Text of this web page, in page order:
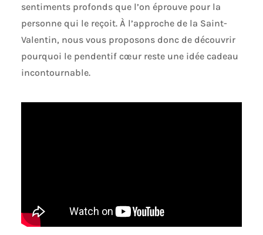
sentiments profonds que l’on éprouve pour la
personne qui le reçoit. À l’approche de la Saint-
Valentin, nous vous proposons donc de découvrir
pourquoi le pendentif cœur reste une idée cadeau
incontournable.